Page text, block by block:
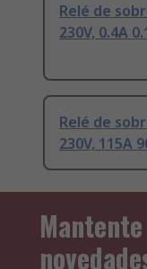
Relé de
230V, 0.4A
Relé de
230V, 115A